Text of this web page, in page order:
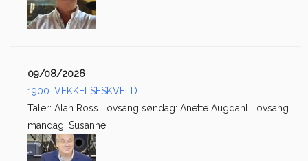
09/08/2026
1900: VEKKELSESKVELD
Taler: Alan Ross Lovsang søndag: Anette Augdahl Lovsang
mandag: Susanne...